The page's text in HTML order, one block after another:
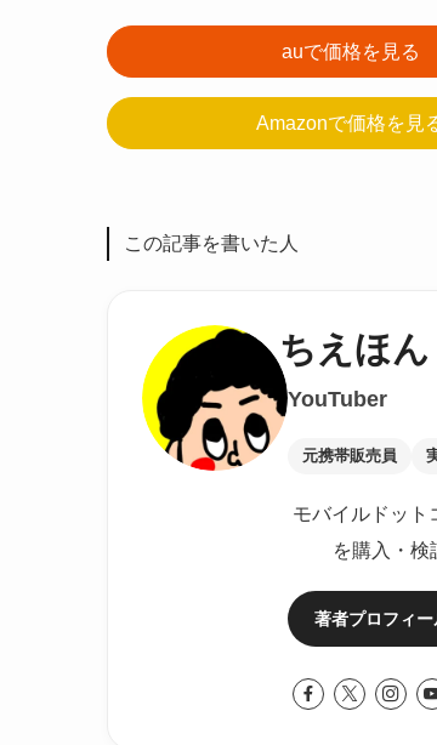
auで価格を見る
Amazonで価格を見
この記事を書いた人
ちえほん
YouTuber
元携帯販売員
モバイルドット
を購入・検
著者プロフィー